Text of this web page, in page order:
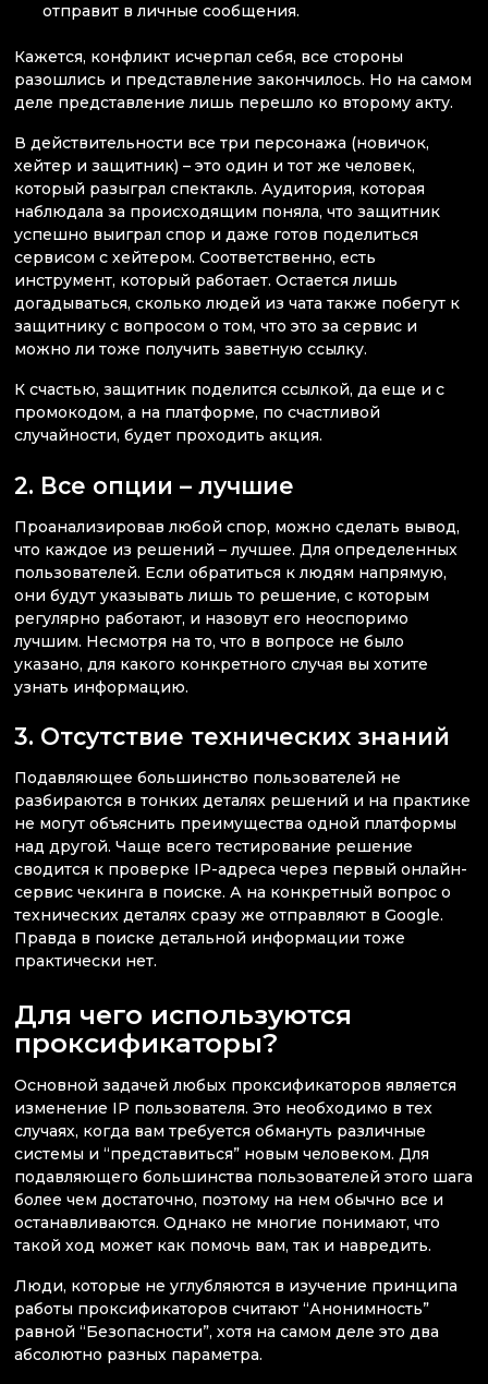
отправит в личные сообщения.
Кажется, конфликт исчерпал себя, все стороны
разошлись и представление закончилось. Но на самом
деле представление лишь перешло ко второму акту.
В действительности все три персонажа (новичок,
хейтер и защитник) – это один и тот же человек,
который разыграл спектакль. Аудитория, которая
наблюдала за происходящим поняла, что защитник
успешно выиграл спор и даже готов поделиться
сервисом с хейтером. Соответственно, есть
инструмент, который работает. Остается лишь
догадываться, сколько людей из чата также побегут к
защитнику с вопросом о том, что это за сервис и
можно ли тоже получить заветную ссылку.
К счастью, защитник поделится ссылкой, да еще и с
промокодом, а на платформе, по счастливой
случайности, будет проходить акция.
2. Все опции – лучшие
Проанализировав любой спор, можно сделать вывод,
что каждое из решений – лучшее. Для определенных
пользователей. Если обратиться к людям напрямую,
они будут указывать лишь то решение, с которым
регулярно работают, и назовут его неоспоримо
лучшим. Несмотря на то, что в вопросе не было
указано, для какого конкретного случая вы хотите
узнать информацию.
3. Отсутствие технических знаний
Подавляющее большинство пользователей не
разбираются в тонких деталях решений и на практике
не могут объяснить преимущества одной платформы
над другой. Чаще всего тестирование решение
сводится к проверке IP-адреса через первый онлайн-
сервис чекинга в поиске. А на конкретный вопрос о
технических деталях сразу же отправляют в Google.
Правда в поиске детальной информации тоже
практически нет.
Для чего используются
проксификаторы?
Основной задачей любых проксификаторов является
изменение IP пользователя. Это необходимо в тех
случаях, когда вам требуется обмануть различные
системы и “представиться” новым человеком. Для
подавляющего большинства пользователей этого шага
более чем достаточно, поэтому на нем обычно все и
останавливаются. Однако не многие понимают, что
такой ход может как помочь вам, так и навредить.
Люди, которые не углубляются в изучение принципа
работы проксификаторов считают “Анонимность”
равной “Безопасности”, хотя на самом деле это два
абсолютно разных параметра.